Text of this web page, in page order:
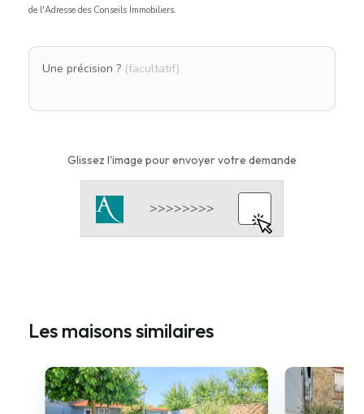
de l'Adresse des Conseils Immobiliers.
Une précision ? (facultatif)
Glissez l'image pour envoyer votre demande
Les maisons similaires